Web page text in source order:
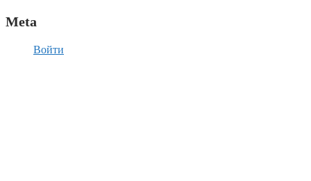
Meta
Войти